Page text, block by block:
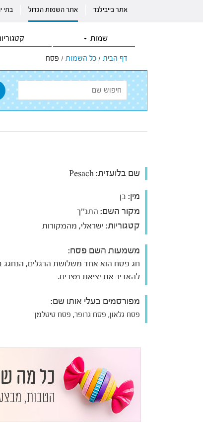
אתר בייבילנד אתר השמות הגדול בתי
שמות
דף הבית / כל השמות / פסח
שם בלועזית:
מין: בן
מקור השם: התנ''ך
קטגוריות: ישראלי, מהמקורות
משמעות השם פסח:
חג פסח הוא אחד משלושת הרגלים, הנחגג
להאדיר את יציאת מצרים.
מפורסמים בעלי אותו שם:
פסח גלאון, פסח גרופר, פסח טיטלמן